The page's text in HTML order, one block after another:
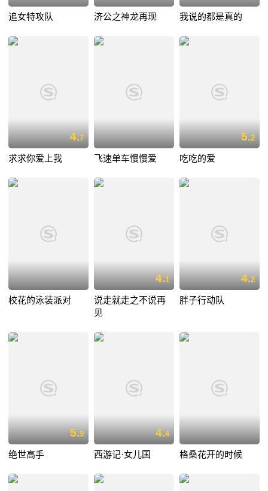
追女特攻队 济公之神龙再现 我说的都是真的
4.7
求求你爱上我 飞速单车慢慢爱
5.2
吃吃的爱
校花的泳装派对
4.1
说走就走之不说再
见
4.2
胖子行动队
5.9
绝世高手
4.4
西游记·女儿国 格桑花开的时候